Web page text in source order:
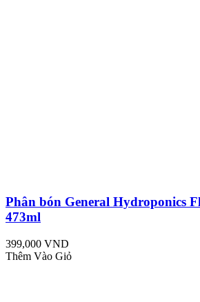
Phân bón General Hydroponics
473ml
399,000 VND
Thêm Vào Giỏ